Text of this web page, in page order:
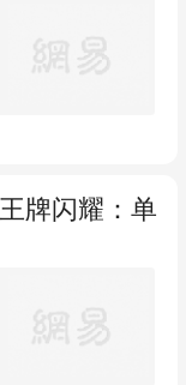
牌闪耀：单